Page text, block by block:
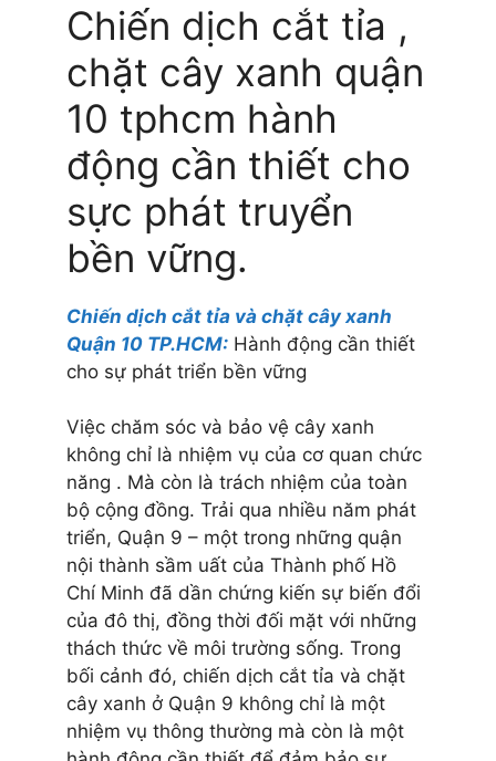
Chiến dịch cắt tỉa ,
chặt cây xanh quận
10 tphcm hành
động cần thiết cho
sực phát truyển
bền vững.
Chiến dịch cắt tỉa và chặt cây xanh
Quận 10 TP.HCM: Hành động cần thiết
cho sự phát triển bền vững
Việc chăm sóc và bảo vệ cây xanh
không chỉ là nhiệm vụ của cơ quan chức
năng . Mà còn là trách nhiệm của toàn
bộ cộng đồng. Trải qua nhiều năm phát
triển, Quận 9 – một trong những quận
nội thành sầm uất của Thành phố Hồ
Chí Minh đã dần chứng kiến sự biến đổi
của đô thị, đồng thời đối mặt với những
thách thức về môi trường sống. Trong
bối cảnh đó, chiến dịch cắt tỉa và chặt
cây xanh ở Quận 9 không chỉ là một
nhiệm vụ thông thường mà còn là một